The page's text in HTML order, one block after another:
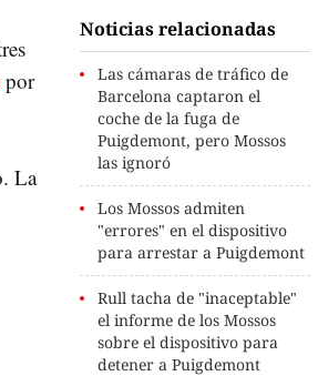
Noticias relacionadas
Las cámaras de tráfico de
Barcelona captaron el
coche de la fuga de
Puigdemont, pero Mossos
las ignoró
Los Mossos admiten
"errores" en el dispositivo
para arrestar a Puigdemont
Rull tacha de "inaceptable"
el informe de los Mossos
sobre el dispositivo para
detener a Puigdemont
por
La